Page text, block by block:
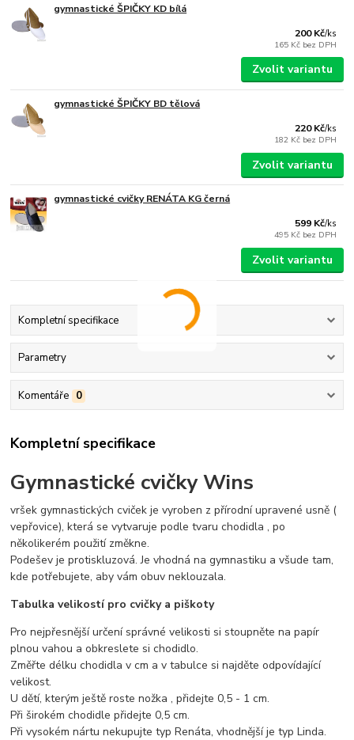
gymnastické ŠPIČKY KD bílá
200 Kč/ks
165 Kč bez DPH
Zvolit variantu
gymnastické ŠPIČKY BD tělová
220 Kč/ks
182 Kč bez DPH
Zvolit variantu
gymnastické cvičky RENÁTA KG černá
599 Kč/ks
495 Kč bez DPH
Zvolit variantu
Kompletní specifikace
Parametry
Komentáře 0
Kompletní specifikace
Gymnastické cvičky Wins
vršek gymnastických cviček je vyroben z přírodní upravené usně (
vepřovice), která se vytvaruje podle tvaru chodidla , po
několikerém použití změkne.
Podešev je protiskluzová. Je vhodná na gymnastiku a všude tam,
kde potřebujete, aby vám obuv neklouzala.
Tabulka velikostí pro cvičky a piškoty
Pro nejpřesnější určení správné velikosti si stoupněte na papír
plnou vahou a obkreslete si chodidlo.
Změřte délku chodidla v cm a v tabulce si najděte odpovídající
velikost.
U dětí, kterým ještě roste nožka , přidejte 0,5 - 1 cm.
Při širokém chodidle přidejte 0,5 cm.
Při vysokém nártu nekupujte typ Renáta, vhodnější je typ Linda.